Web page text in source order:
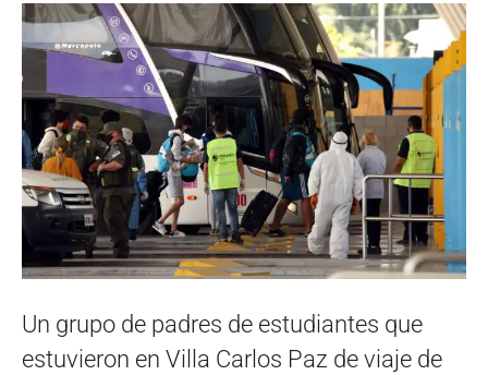
Un grupo de padres de estudiantes que
estuvieron en Villa Carlos Paz de viaje de